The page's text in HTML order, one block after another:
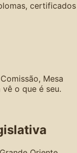
certificados
Mesa
o que é seu.